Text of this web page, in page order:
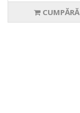
CUMPĂRĂ